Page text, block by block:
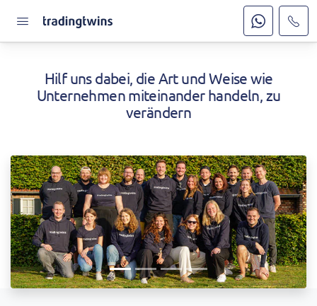
Hilf uns dabei, die Art und Weise wie
Unternehmen miteinander handeln, zu
verändern